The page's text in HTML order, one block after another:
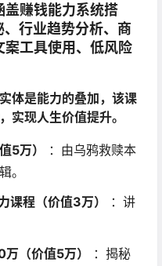
盖赚钱能力系统搭
行业趋势分析、商
工具使用、低风险
体是能力的叠加，该课
实现人生价值提升。
5万）
：由乌鸦救赎本
。
课程（价值3万）
：讲
（价值5万）
：揭秘